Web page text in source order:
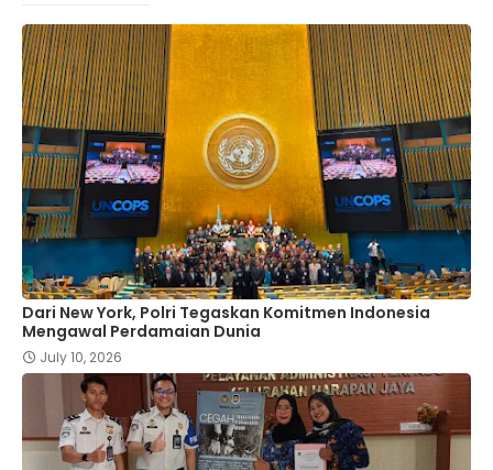
Dari New York, Polri Tegaskan Komitmen Indonesia
Mengawal Perdamaian Dunia
July 10, 2026